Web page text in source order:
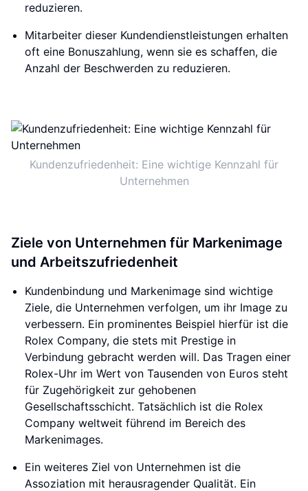
reduzieren.
Mitarbeiter dieser Kundendienstleistungen erhalten
oft eine Bonuszahlung, wenn sie es schaffen, die
Anzahl der Beschwerden zu reduzieren.
Kundenzufriedenheit: Eine wichtige Kennzahl für
Unternehmen
Ziele von Unternehmen für Markenimage
und Arbeitszufriedenheit
Kundenbindung und Markenimage sind wichtige
Ziele, die Unternehmen verfolgen, um ihr Image zu
verbessern. Ein prominentes Beispiel hierfür ist die
Rolex Company, die stets mit Prestige in
Verbindung gebracht werden will. Das Tragen einer
Rolex-Uhr im Wert von Tausenden von Euros steht
für Zugehörigkeit zur gehobenen
Gesellschaftsschicht. Tatsächlich ist die Rolex
Company weltweit führend im Bereich des
Markenimages.
Ein weiteres Ziel von Unternehmen ist die
Assoziation mit herausragender Qualität. Ein